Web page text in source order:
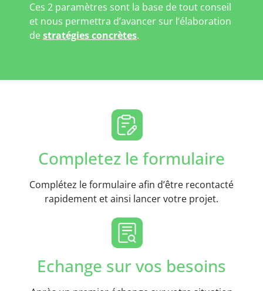
Ces 2 paramètres sont la base de tout conseil
et nous permettra d’avancer sur l’élaboration
destratégies concrètes.
Completez le formulaire
Complétez le formulaire afin d’être recontacté
rapidement et ainsi lancer votre projet.
Echange sur vos besoins